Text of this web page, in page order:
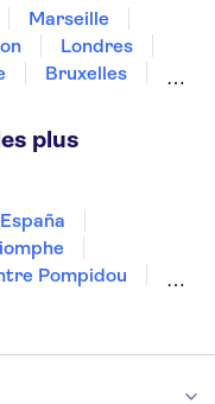
Marseille
Londres
Bruxelles
plus
Pompidou